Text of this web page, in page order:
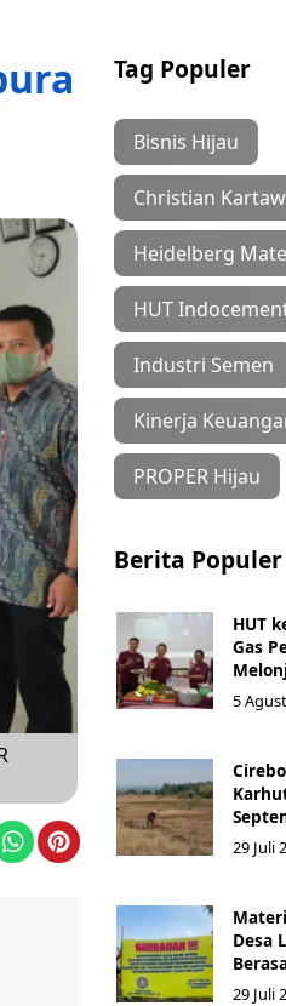
Tag Populer
Bisnis Hijau
Christian
Heidelberg
HUT
Industri Semen
Kinerja
PROPER Hijau
Berita Populer
HUT
Gas
5
29 Juli
Desa
29 Juli